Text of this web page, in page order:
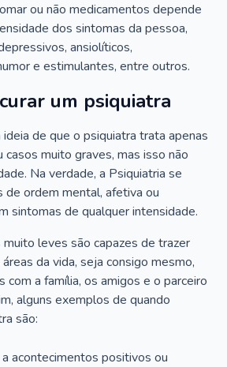
ou não medicamentos depende
dos sintomas da pessoa,
ansiolíticos,
e estimulantes, entre outros.
um psiquiatra
de que o psiquiatra trata apenas
casos muito graves, mas isso não
Na verdade, a Psiquiatria se
de ordem mental, afetiva ou
sintomas de qualquer intensidade.
leves são capazes de trazer
da vida, seja consigo mesmo,
com a família, os amigos e o parceiro
alguns exemplos de quando
são:
acontecimentos positivos ou